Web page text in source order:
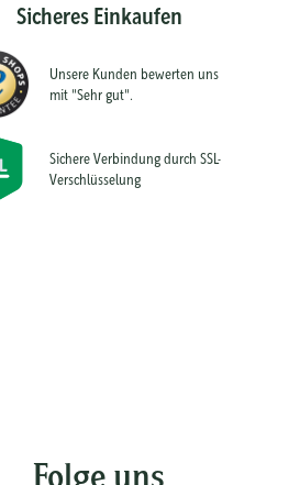
Sicheres Einkaufen
Unsere Kunden bewerten uns
mit "Sehr gut".
Sichere Verbindung durch SSL-
Verschlüsselung
Folge uns